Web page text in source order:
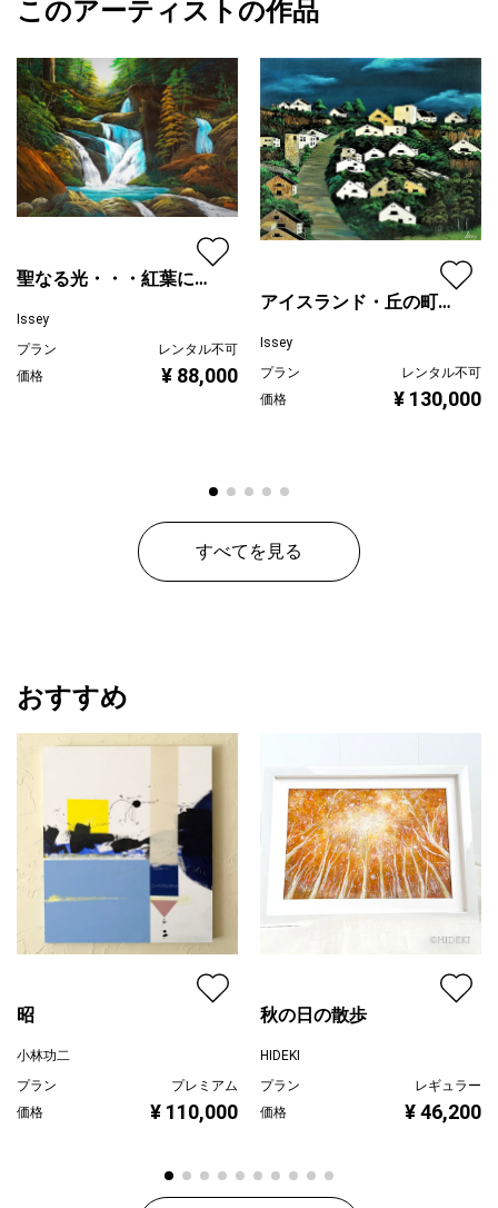
カラー
青
ジャンル
風景画
配送目安
二週間以内
Issey
このアーティストの作品
聖なる光・・・紅葉に注
Issey
プラン
レンタル不可
価格
¥ 88,000
アイスランド・丘の町並
Issey
プラン
レンタル不可
価格
¥ 130,000
すべてを見る
おすすめ
昭
小林功二
プラン
プレミアム
価格
¥ 110,000
秋の日の散歩
HIDEKI
プラン
レギュラー
価格
¥ 46,200